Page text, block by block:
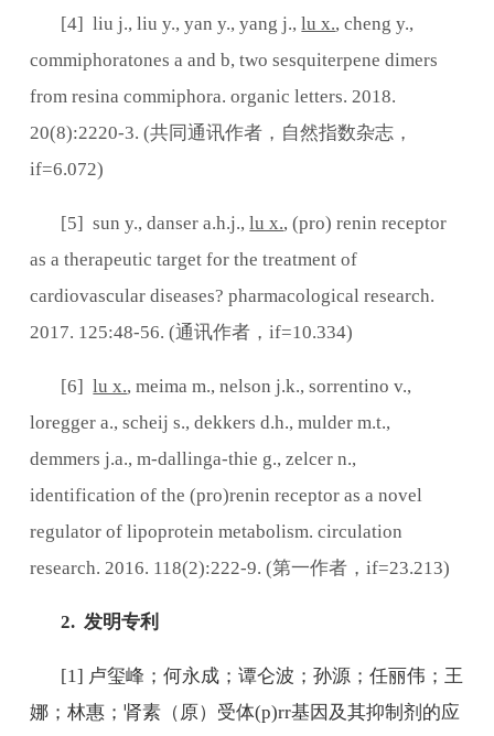
[4] liu j., liu y., yan y., yang j.,lu x., cheng y.,
commiphoratones a and b, two sesquiterpene dimers
from resina commiphora. organic letters. 2018.
20(8):2220-3. (共同通讯作者，自然指数杂志，
if=6.072)
[5] sun y., danser a.h.j.,lu x., (pro) renin receptor
as a therapeutic target for the treatment of
cardiovascular diseases? pharmacological research.
2017. 125:48-56. (通讯作者，if=10.334)
[6]lu x., meima m., nelson j.k., sorrentino v.,
loregger a., scheij s., dekkers d.h., mulder m.t.,
demmers j.a., m-dallinga-thie g., zelcer n.,
identification of the (pro)renin receptor as a novel
regulator of lipoprotein metabolism. circulation
research. 2016. 118(2):222-9. (第一作者，if=23.213)
2.发明专利
[1] 卢玺峰；何永成；谭仑波；孙源；任丽伟；王
娜；林惠；肾素（原）受体(p)rr基因及其抑制剂的应